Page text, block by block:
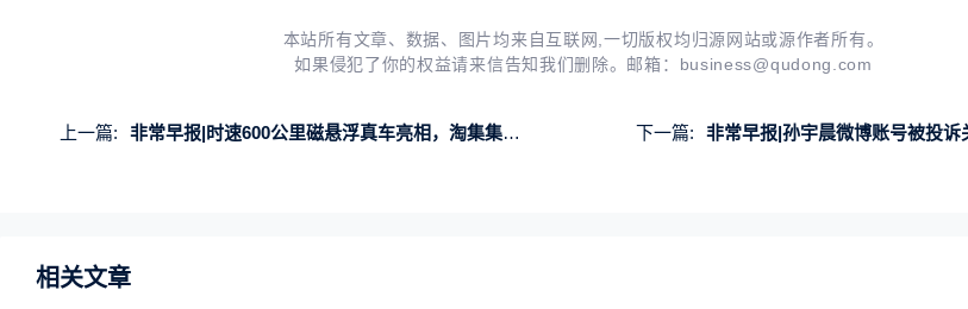
本站所有文章、数据、图片均来自互联网,一切版权均归源网站或源作者所有。
如果侵犯了你的权益请来信告知我们删除。邮箱： business@qudong.com
上一篇: 非常早报|时速600公里磁悬浮真车亮相，淘集集宣布并购重组失败 下一篇: 非常早报|孙宇晨微博账号被投诉关闭
相关文章